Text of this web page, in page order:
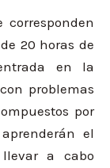
20 horas de
en la
problemas
por
el
a cabo